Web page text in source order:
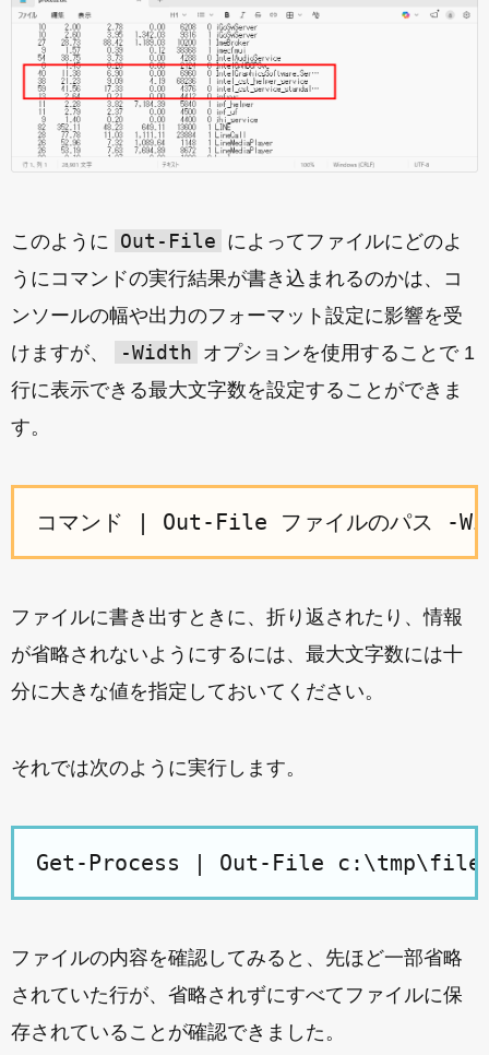
このように Out-File によってファイルにどのよ
うにコマンドの実行結果が書き込まれるのかは、コ
ンソールの幅や出力のフォーマット設定に影響を受
けますが、
-Width オプションを使用することで 1
行に表示できる最大文字数を設定することができま
す。
ファイルに書き出すときに、折り返されたり、情報
が省略されないようにするには、最大文字数には十
分に大きな値を指定しておいてください。
それでは次のように実行します。
ファイルの内容を確認してみると、先ほど一部省略
されていた行が、省略されずにすべてファイルに保
存されていることが確認できました。